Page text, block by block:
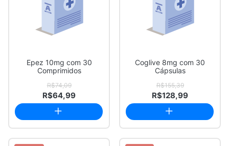
Epez 10mg com 30
Comprimidos
R$74,09
R$64,99
Coglive 8mg com 30
Cápsulas
R$155,39
R$128,99